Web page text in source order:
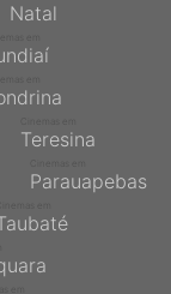
Natal
Teresina
Parauapebas